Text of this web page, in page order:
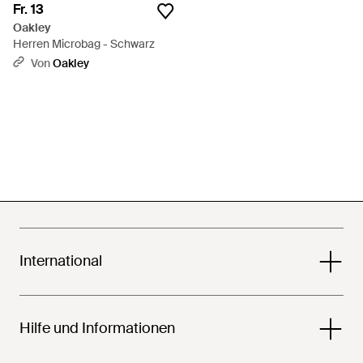
Fr. 13
Oakley
Herren Microbag - Schwarz
VonOakley
International
Hilfe und Informationen